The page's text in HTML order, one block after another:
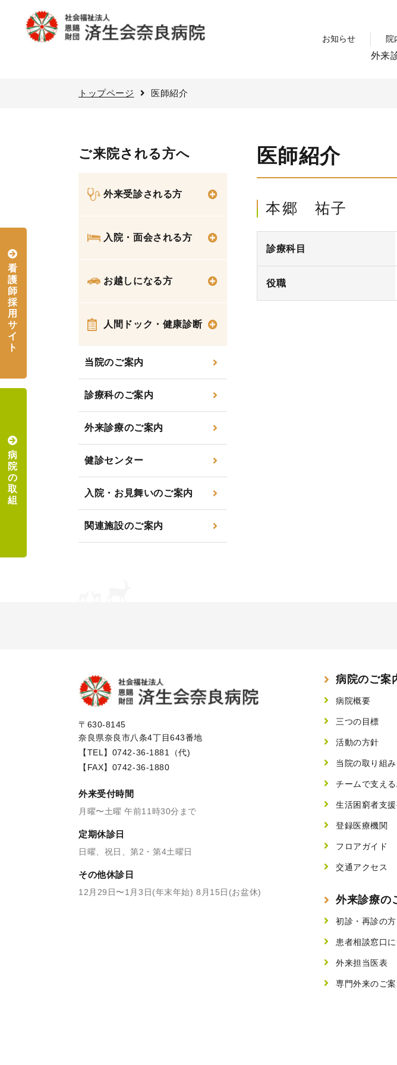
お知らせ 院
外来
トップページ 医師紹介
医師紹介
本郷 祐子
診療科目
役職
ご来院される方へ
外来受診される方
入院・面会される方
お越しになる方
人間ドック・健康診断
当院のご案内
診療科のご案内
外来診療のご案内
健診センター
入院・お見舞いのご案内
関連施設のご案内
看
護
師
採
用
サ
イ
ト
病
院
の
取
組
〒630-8145
奈良県奈良市八条4丁目643番地
【TEL】 0742-36-1881（代)
【FAX】0742-36-1880
外来受付時間
月曜〜土曜 午前11時30分まで
定期休診日
日曜、祝日、第2・第4土曜日
その他休診日
12月29日〜1月3日(年末年始) 8月15日(お盆休)
病院のご案
病院概要
三つの目標
活動の方針
当院の取り組み
チームで支え
生活困窮者支
登録医療機関
フロアガイド
交通アクセス
外来診療の
初診・再診の方
患者相談窓口
外来担当医表
専門外来のご